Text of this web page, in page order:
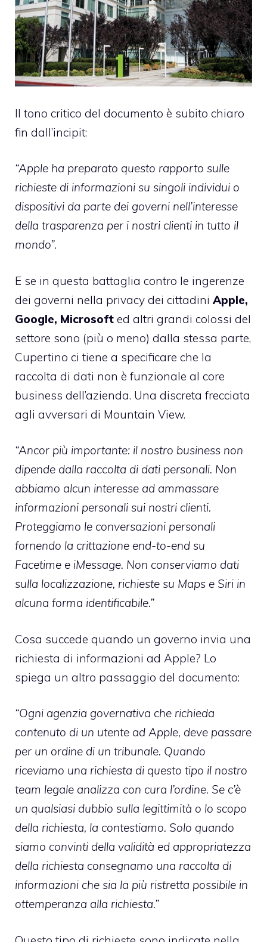
Il tono critico del documento è subito chiaro
fin dall’incipit:
“Apple ha preparato questo rapporto sulle
richieste di informazioni su singoli individui o
dispositivi da parte dei governi nell’interesse
della trasparenza per i nostri clienti in tutto il
mondo”.
E se in questa battaglia contro le ingerenze
dei governi nella privacy dei cittadini Apple,
Google, Microsoft ed altri grandi colossi del
settore sono (più o meno) dalla stessa parte,
Cupertino ci tiene a specificare che la
raccolta di dati non è funzionale al core
business dell’azienda. Una discreta frecciata
agli avversari di Mountain View.
“Ancor più importante: il nostro business non
dipende dalla raccolta di dati personali. Non
abbiamo alcun interesse ad ammassare
informazioni personali sui nostri clienti.
Proteggiamo le conversazioni personali
fornendo la crittazione end-to-end su
Facetime e iMessage. Non conserviamo dati
sulla localizzazione, richieste su Maps e Siri in
alcuna forma identificabile.”
Cosa succede quando un governo invia una
richiesta di informazioni ad Apple? Lo
spiega un altro passaggio del documento:
“Ogni agenzia governativa che richieda
contenuto di un utente ad Apple, deve passare
per un ordine di un tribunale. Quando
riceviamo una richiesta di questo tipo il nostro
team legale analizza con cura l’ordine. Se c’è
un qualsiasi dubbio sulla legittimità o lo scopo
della richiesta, la contestiamo. Solo quando
siamo convinti della validità ed appropriatezza
della richiesta consegnamo una raccolta di
informazioni che sia la più ristretta possibile in
ottemperanza alla richiesta.”